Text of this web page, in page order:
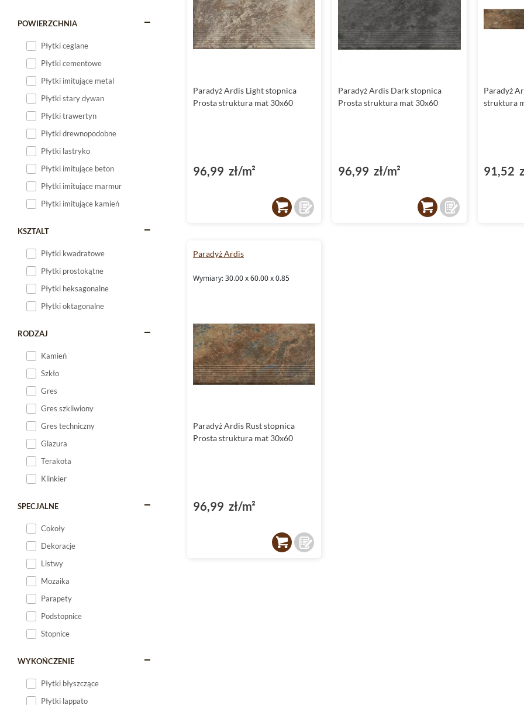
Płytki małe
POWIERZCHNIA
Płytki ceglane
Płytki cementowe
Płytki imitujące metal
Płytki stary dywan
Płytki trawertyn
Płytki drewnopodobne
Płytki lastryko
Płytki imitujące beton
Płytki imitujące marmur
Płytki imitujące kamień
KSZTALT
Płytki kwadratowe
Płytki prostokątne
Płytki heksagonalne
Płytki oktagonalne
RODZAJ
Kamień
Szkło
Gres
Gres szkliwiony
Gres techniczny
Glazura
Terakota
Klinkier
SPECJALNE
Cokoły
Dekoracje
Listwy
Mozaika
Parapety
Podstopnice
Stopnice
WYKOŃCZENIE
Płytki błyszczące
Płytki lappato
Paradyż Ardis Light stopnica
Prosta struktura mat 30x60
96,99 zł/m²
Paradyż Ardis Dark stopnica
Prosta struktura mat 30x60
96,99 zł/m²
Paradyż
struktura
91,52
Paradyż Ardis
Wymiary: 30.00 x 60.00 x 0.85
Paradyż Ardis Rust stopnica
Prosta struktura mat 30x60
96,99 zł/m²